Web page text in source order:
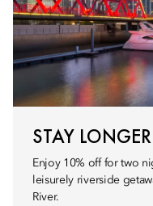
STAY LONGER
Enjoy 10% off for two
leisurely riverside
River.